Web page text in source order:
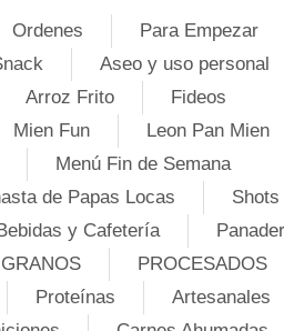
Ordenes
Para Empezar
Aseo y uso personal
Arroz Frito
Fideos
Mien Fun
Leon Pan Mien
Menú Fin de Semana
de Papas Locas
Shots
y Cafetería
GRANOS
PROCESADOS
Proteínas
Artesanales